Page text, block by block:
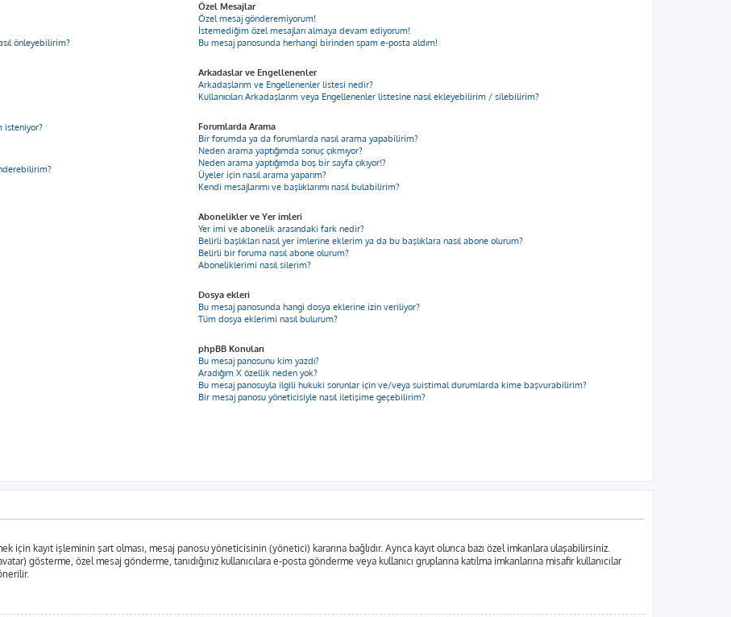
önleyebilirim?
isteniyor?
Özel Mesajlar
Özel mesaj gönderemiyorum!
İstemediğim özel mesajları almaya devam ediyorum!
Bu mesaj panosunda herhangi birinden spam e-posta aldım!
Arkadaşlar ve Engellenenler
Arkadaşlarım ve Engellenenler listesi nedir?
Kullanıcıları Arkadaşlarım veya Engellenenler listesine nasıl ekleyebilirim / silebilirim?
Forumlarda Arama
Bir forumda ya da forumlarda nasıl arama yapabilirim?
Neden arama yaptığımda sonuç çıkmıyor?
Neden arama yaptığımda boş bir sayfa çıkıyor!?
Üyeler için nasıl arama yaparım?
Kendi mesajlarımı ve başlıklarımı nasıl bulabilirim?
Abonelikler ve Yer imleri
Yer imi ve abonelik arasındaki fark nedir?
Belirli başlıkları nasıl yer imlerine eklerim ya da bu başlıklara nasıl abone olurum?
Belirli bir foruma nasıl abone olurum?
Aboneliklerimi nasıl silerim?
Dosya ekleri
Bu mesaj panosunda hangi dosya eklerine izin veriliyor?
Tüm dosya eklerimi nasıl bulurum?
phpBB Konuları
Bu mesaj panosunu kim yazdı?
Aradığım X özellik neden yok?
Bu mesaj panosuyla ilgili hukuki sorunlar için ve/veya suistimal durumlarda kime başvurabilirim?
Bir mesaj panosu yöneticisiyle nasıl iletişime geçebilirim?
için kayıt işleminin şart olması, mesaj panosu yöneticisinin (yönetici) kararına bağlıdır. Ayrıca kayıt olunca bazı özel imkanlara ulaşabilirsiniz.
gösterme, özel mesaj gönderme, tanıdığınız kullanıcılara e-posta gönderme veya kullanıcı gruplarına katılma imkanlarına misafir kullanıcılar